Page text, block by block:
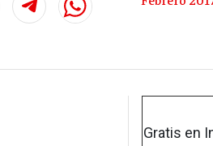
Gratis en